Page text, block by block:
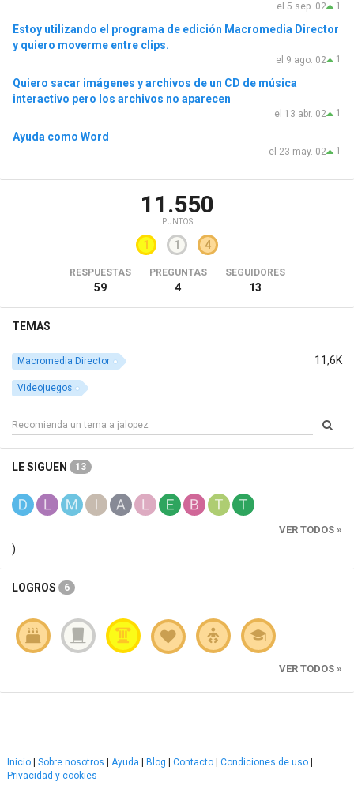
1
el 5 sep. 02
Estoy utilizando el programa de edición Macromedia Director
y quiero moverme entre clips.
1
el 9 ago. 02
Quiero sacar imágenes y archivos de un CD de música
interactivo pero los archivos no aparecen
1
el 13 abr. 02
Ayuda como Word
1
el 23 may. 02
11.550
PUNTOS
1 1 4
RESPUESTAS
59
PREGUNTAS
4
SEGUIDORES
13
TEMAS
11,6K
Macromedia Director
Videojuegos
LE SIGUEN 13
VER TODOS »
)
LOGROS 6
VER TODOS »
Inicio | Sobre nosotros | Ayuda | Blog | Contacto | Condiciones de uso |
Privacidad y cookies